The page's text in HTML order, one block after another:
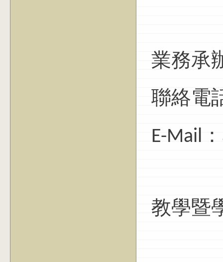
業務承
聯絡電
E-Mail：
教學暨